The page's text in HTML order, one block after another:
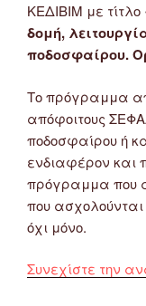
ΚΕΔΙΒΙΜ με τίτλο
δομή,
ποδοσφαίρου.
Το πρόγραμμα
απόφοιτους
ποδοσφαίρου ή
ενδιαφέρον και
πρόγραμμα που
που ασχολούνται
όχι μόνο.
Συνεχίστε την